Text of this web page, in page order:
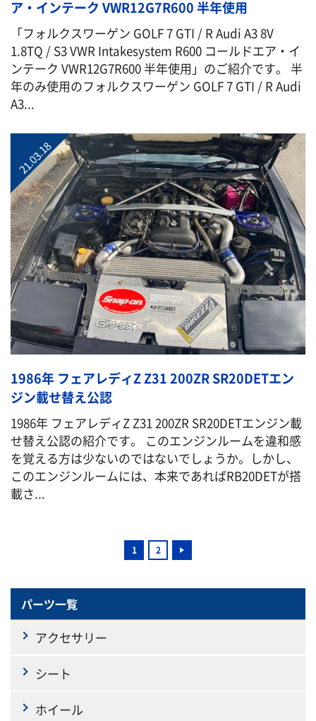
ア・インテーク VWR12G7R600 半年使用
「フォルクスワーゲン GOLF 7 GTI / R Audi A3 8V
1.8TQ / S3 VWR Intakesystem R600 コールドエア・イ
ンテーク VWR12G7R600 半年使用」のご紹介です。 半
年のみ使用のフォルクスワーゲン GOLF 7 GTI / R Audi
A3...
21.03.18
1986年 フェアレディZ Z31 200ZR SR20DETエン
ジン載せ替え公認
1986年 フェアレディZ Z31 200ZR SR20DETエンジン載
せ替え公認の紹介です。 このエンジンルームを違和感
を覚える方は少ないのではないでしょうか。しかし、
このエンジンルームには、本来であればRB20DETが搭
載さ...
1 2
パーツ一覧
アクセサリー
シート
ホイール